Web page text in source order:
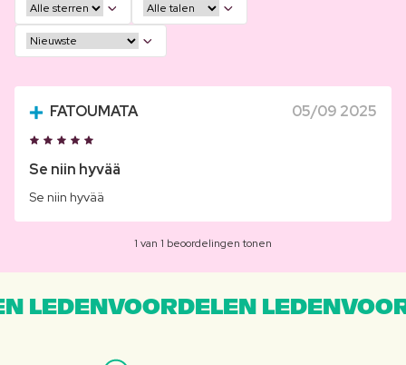
FATOUMATA 05/09 2025
Se niin hyvää
Se niin hyvää
1 van 1 beoordelingen tonen
LEDENVOORDELEN